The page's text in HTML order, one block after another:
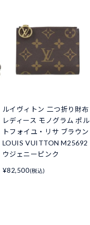
ルイヴィトン 二つ折り財布
レディース モノグラム ポル
トフォイユ・リサ ブラウン
LOUIS VUITTON M25692
ウジェニーピンク
¥82,500(税込)